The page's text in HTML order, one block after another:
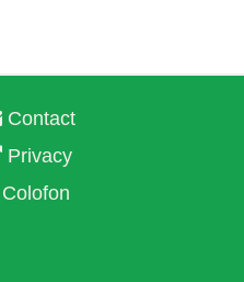
Contact
Privacy
Colofon